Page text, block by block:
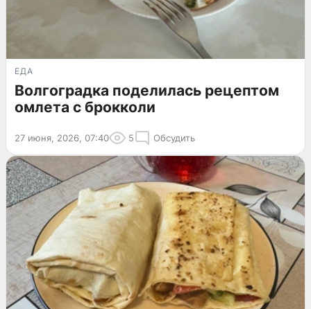
ЕДА
Волгоградка поделилась рецептом
омлета с брокколи
27 июня, 2026, 07:40 5 Обсудить